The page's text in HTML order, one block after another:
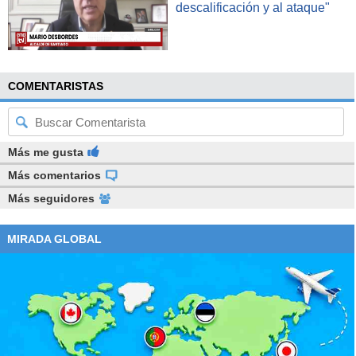
descalificación y al ataque"
COMENTARISTAS
Más me gusta
Más comentarios
Más seguidores
MIRADA GLOBAL